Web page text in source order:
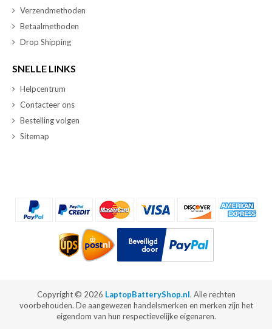
Verzendmethoden
Betaalmethoden
Drop Shipping
SNELLE LINKS
Helpcentrum
Contacteer ons
Bestelling volgen
Sitemap
Copyright © 2026 LaptopBatteryShop.nl. Alle rechten
voorbehouden. De aangewezen handelsmerken en merken zijn het
eigendom van hun respectievelijke eigenaren.